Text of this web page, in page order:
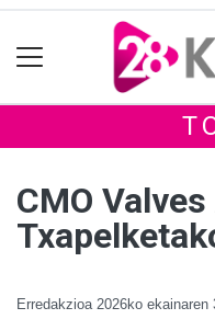
CMO
Erredakzioa 2026ko ekainaren